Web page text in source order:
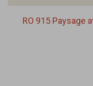
RO 915 Paysage